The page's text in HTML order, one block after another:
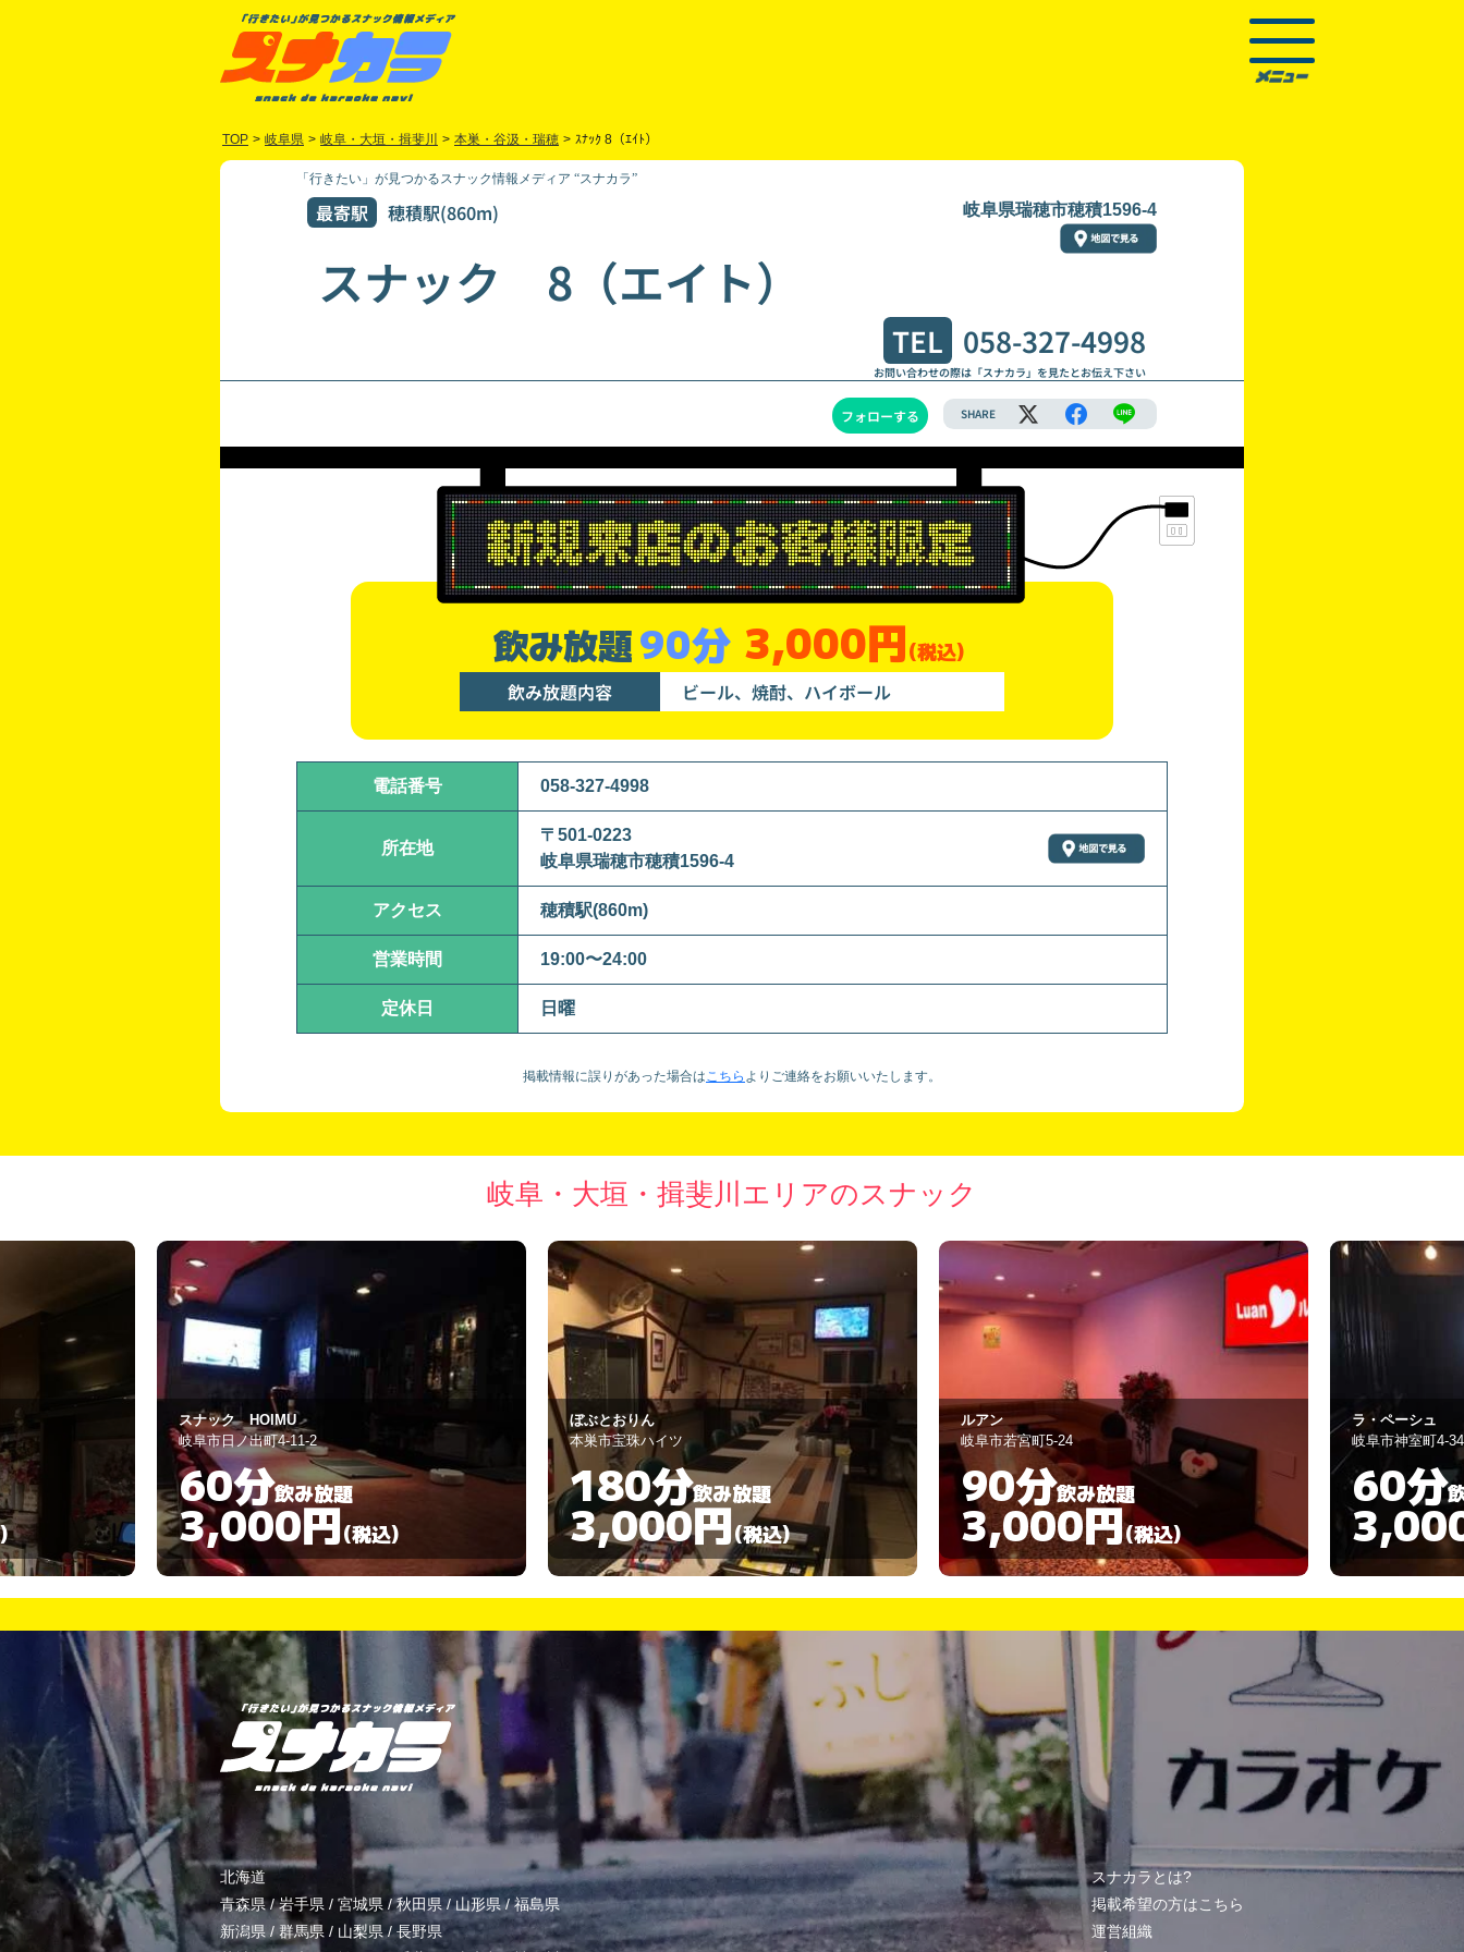
TOP > 岐阜県 > 岐阜・大垣・揖斐川 > 本巣・谷汲・瑞穂 > ｽﾅｯｸ 8（ｴｲﾄ）
「行きたい」が見つかるスナック情報メディア “スナカラ”
最寄駅 穂積駅(860m) 岐阜県瑞穂市穂積1596-4
スナック 8（エイト）
TEL 058-327-4998
お問い合わせの際は「スナカラ」を見たとお伝え下さい
フォローする SHARE
飲み放題90分 3,000円(税込)
飲み放題内容 ビール、焼酎、ハイボール
電話番号 058-327-4998
所在地
〒501-0223
岐阜県瑞穂市穂積1596-4
アクセス 穂積駅(860m)
営業時間 19:00〜24:00
定休日 日曜
掲載情報に誤りがあった場合はこちら より ご連絡をお願いいたします。
岐阜・大垣・揖斐川エリアのスナック
ぼぶとおりん
本巣市宝珠ハイツ
180分飲み放題
3,000円(税込)
ルアン
岐阜市若宮町5-24
90分飲み放題
3,000円(税込)
ラ・ペーシュ
岐阜市神室町4-34
60分飲み放題
3,000円(税込)
瑠璃
羽島市舟橋町出
90分
北海道
青森県/岩手県 / 宮城県 /秋田県 /山形県/福島県
新潟県 / 群馬県 / 山梨県/長野県
スナカラとは?
掲載希望の方はこちら
運営組織